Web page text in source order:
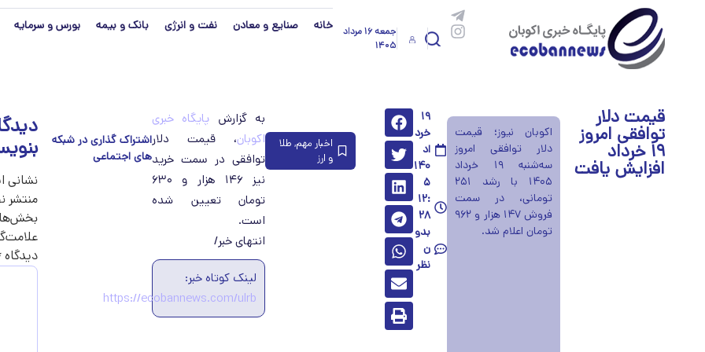
جمعه ۱۶ مرداد
۱۴۰۵
خانه صنایع و معادن نفت و انرژی بانک و بیمه بورس و سرمایه
قیمت دلار
توافقی امروز
۱۹ خرداد
افزایش یافت
اکوبان نیوز؛ قیمت
دلار توافقی امروز
سه‌شنبه ۱۹ خرداد
۱۴۰۵ با رشد ۲۵۱
تومانی، در سمت
فروش ۱۴۷ هزار و ۹۶۲
تومان اعلام شد.
۱۹
خرد
اد
۱۴۰
۵
۱۲:
۲۸
بدو
ن
نظر
اخبار مهم, طلا
و ارز
به گزارش پایگاه خبری
اکوبان، قیمت دلار
توافقی در سمت خرید
نیز ۱۴۶ هزار و ۶۳۰
تومان تعیین شده
است.
انتهای خبر/
لینک کوتاه خبر:
https://ecobannews.com/ulrb
نشانی
منتشر
دیدگاه